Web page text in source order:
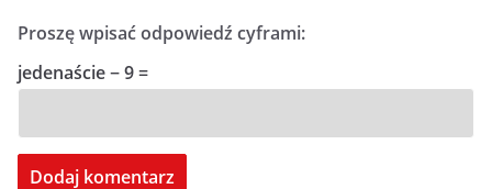
Proszę wpisać odpowiedź cyframi:
jedenaście − 9 =